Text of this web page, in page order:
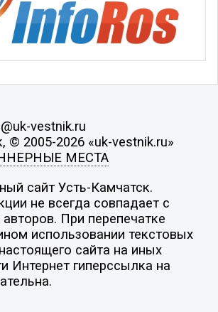
vestnik.ru
© 2005-2026 «uk-vestnik.ru»
МЕСТА
сайт Усть-Камчатск.
не всегда совпадает с
При перепечатке
использовании текстовых
сайта на иных
Интернет гиперссылка на